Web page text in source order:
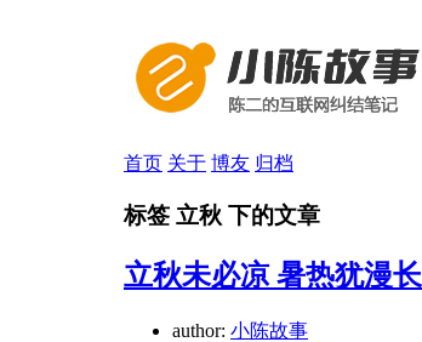
首页 关于 博友 归档
标签 立秋 下的文章
立秋未必凉 暑热犹漫长
author: 小陈故事